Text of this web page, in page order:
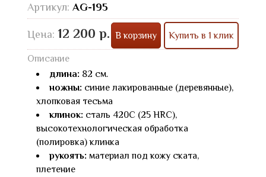
Артикул: AG-195
Цена: 12 200 р. В корзину Купить в 1 клик
Описание
длина: 82 см.
ножны: синие лакированные (деревянные),
хлопковая тесьма
клинок: сталь 420С (25 HRC),
высокотехнологическая обработка
(полировка) клинка
рукоять: материал под кожу ската,
плетение